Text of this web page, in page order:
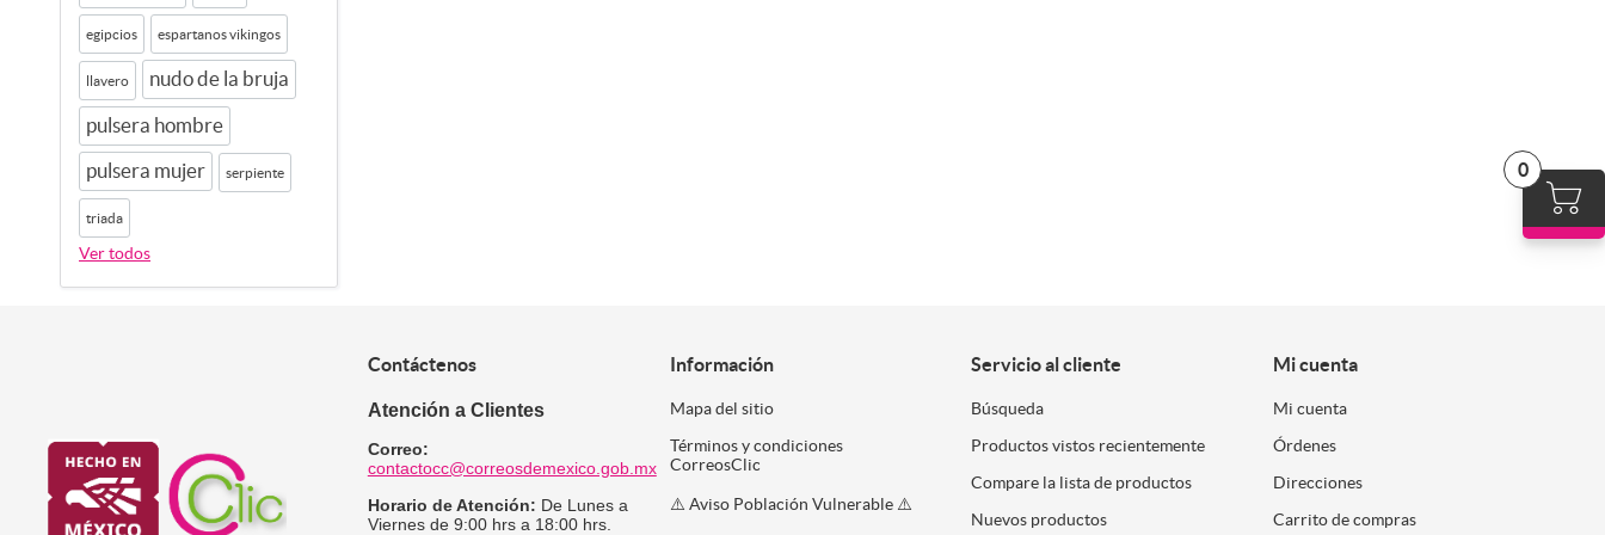
0
egipcios espartanos vikingos
llavero nudo de la bruja
pulsera hombre
pulsera mujer serpiente
triada
Ver todos
Contáctenos
Atención a Clientes
Correo:
contactocc@correosdemexico.gob.mx
Horario de Atención: De Lunes a
Viernes de 9:00 hrs a 18:00 hrs.
Información
Mapa del sitio
Términos y condiciones
CorreosClic
⚠️ Aviso Población Vulnerable ⚠️
Servicio al cliente
Búsqueda
Productos vistos recientemente
Compare la lista de productos
Nuevos productos
Mi cuenta
Mi cuenta
Órdenes
Direcciones
Carrito de compras